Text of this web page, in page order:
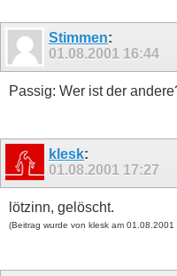
Stimmen:
01.08.2001 16:44
Passig: Wer ist der
klesk:
01.08.2001 17:27
lötzinn, gelöscht.
(Beitrag wurde von klesk am